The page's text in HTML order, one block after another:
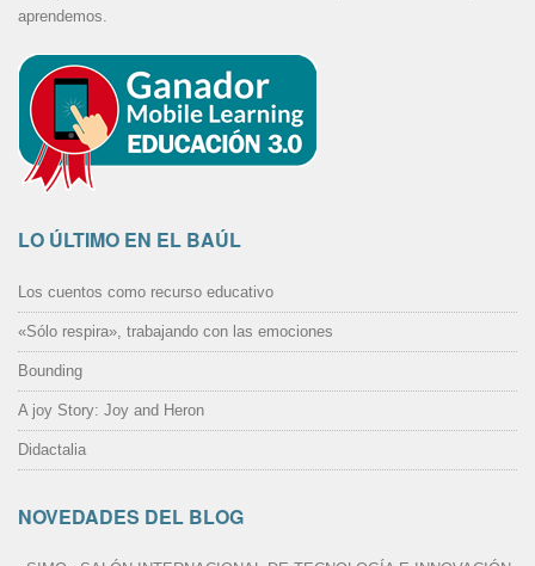
aprendemos.
LO ÚLTIMO EN EL BAÚL
Los cuentos como recurso educativo
«Sólo respira», trabajando con las emociones
Bounding
A joy Story: Joy and Heron
Didactalia
NOVEDADES DEL BLOG